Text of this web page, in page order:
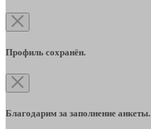
Профиль сохранён.
Благодарим за заполнение анкеты.